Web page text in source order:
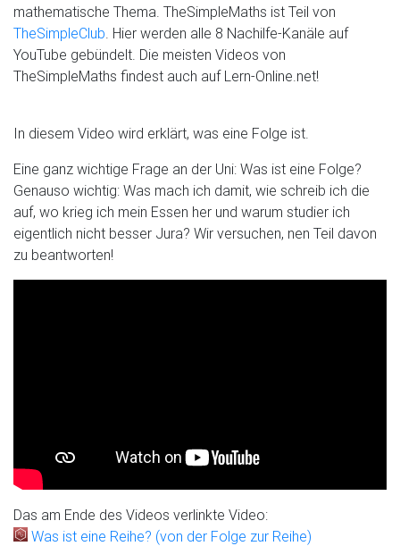
mathematische Thema. TheSimpleMaths ist Teil von
TheSimpleClub. Hier werden alle 8 Nachilfe-Kanäle auf
YouTube gebündelt. Die meisten Videos von
TheSimpleMaths findest auch auf Lern-Online.net!
In diesem Video wird erklärt, was eine Folge ist.
Eine ganz wichtige Frage an der Uni: Was ist eine Folge?
Genauso wichtig: Was mach ich damit, wie schreib ich die
auf, wo krieg ich mein Essen her und warum studier ich
eigentlich nicht besser Jura? Wir versuchen, nen Teil davon
zu beantworten!
Das am Ende des Videos verlinkte Video:
Was ist eine Reihe? (von der Folge zur Reihe)